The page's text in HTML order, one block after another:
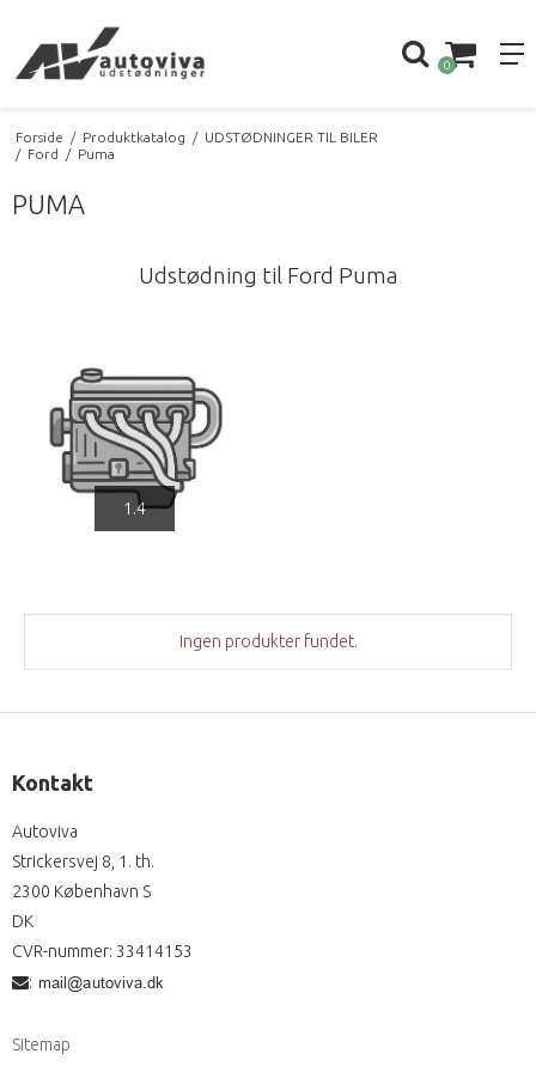
0
Forside / Produktkatalog / UDSTØDNINGER TIL BILER
/ Ford / Puma
PUMA
Udstødning til Ford Puma
1.4
Ingen produkter fundet.
Kontakt
Autoviva
Strickersvej 8, 1. th.
2300 København S
DK
CVR-nummer: 33414153
:
Sitemap